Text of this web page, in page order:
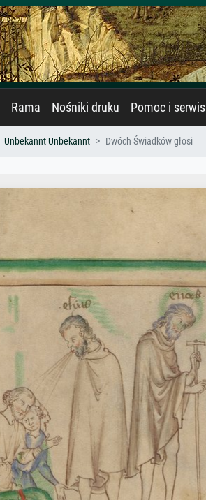
Rama Nośniki druku Pomoc i serwis
Unbekannt Unbekannt Dwóch Świadków głosi